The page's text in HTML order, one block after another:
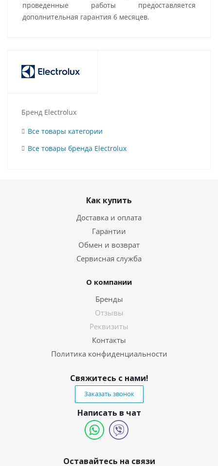
проведенные работы предоставляется
дополнительная гарантия 6 месяцев.
Бренд Electrolux
Все товары категории
Все товары бренда Electrolux
Как купить
Доставка и оплата
Гарантии
Обмен и возврат
Сервисная служба
О компании
Бренды
Отзывы
Реквизиты
Контакты
Политика конфиденциальности
Свяжитесь с нами!
Заказать звонок
Написать в чат
Оставайтесь на связи